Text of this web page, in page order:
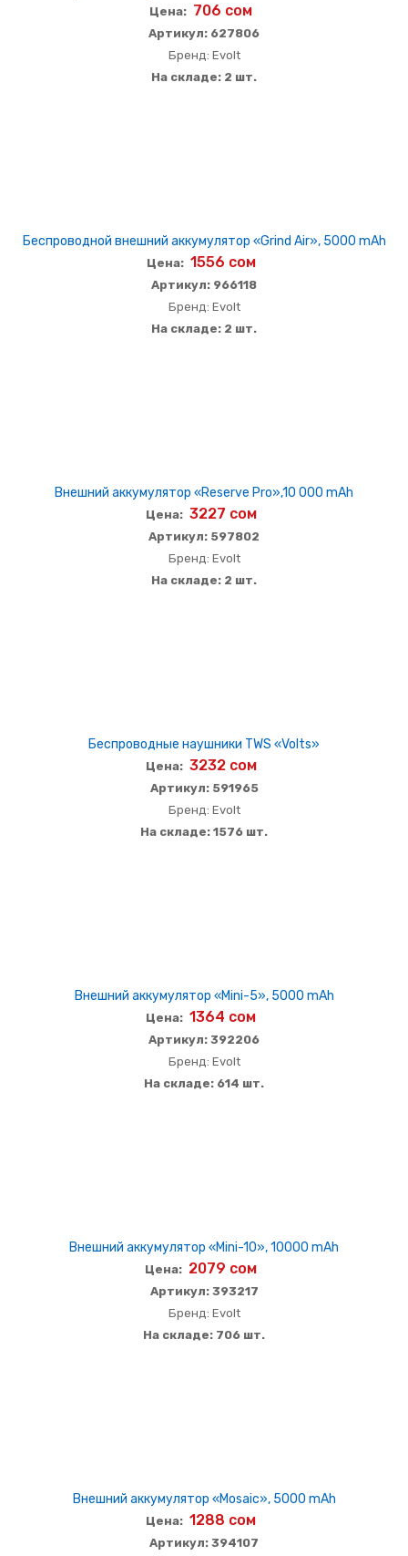
Цена: 706 сом
Артикул: 627806
Бренд: Evolt
На складе: 2 шт.
Беспроводной внешний аккумулятор «Grind Air», 5000 mAh
Цена: 1556 сом
Артикул: 966118
Бренд: Evolt
На складе: 2 шт.
Внешний аккумулятор «Reserve Pro»,10 000 mAh
Цена: 3227 сом
Артикул: 597802
Бренд: Evolt
На складе: 2 шт.
Беспроводные наушники TWS «Volts»
Цена: 3232 сом
Артикул: 591965
Бренд: Evolt
На складе: 1576 шт.
Внешний аккумулятор «Mini-5», 5000 mAh
Цена: 1364 сом
Артикул: 392206
Бренд: Evolt
На складе: 614 шт.
Внешний аккумулятор «Mini-10», 10000 mAh
Цена: 2079 сом
Артикул: 393217
Бренд: Evolt
На складе: 706 шт.
Внешний аккумулятор «Mosaic», 5000 mAh
Цена: 1288 сом
Артикул: 394107